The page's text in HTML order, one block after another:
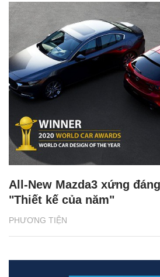
PHƯƠNG TIỆN
All-New Mazda3 xứng
"Thiết kế của năm"